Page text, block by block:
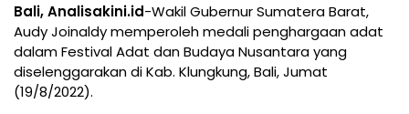
Bali, Analisakini.id-Wakil Gubernur Sumatera Barat,
Audy Joinaldy memperoleh medali penghargaan adat
dalam Festival Adat dan Budaya Nusantara yang
diselenggarakan di Kab. Klungkung, Bali, Jumat
(19/8/2022).